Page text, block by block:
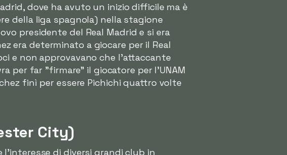
dove ha avuto un inizio difficile ma è
della liga spagnola) nella stagione
presidente del Real Madrid e si era
era determinato a giocare per il Real
e non approvavano che l'attaccante
per far "firmare" il giocatore per l'UNAM
finì per essere Pichichi quattro volte
City)
l'interesse di diversi grandi club in